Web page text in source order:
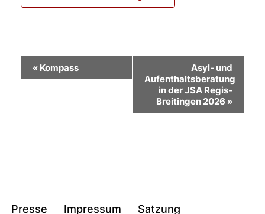
Veranstaltung-
Navigation
« Kompass
Asyl- und
Aufenthaltsberatung
in der JSA Regis-
Breitingen 2026 »
Presse Impressum Satzung